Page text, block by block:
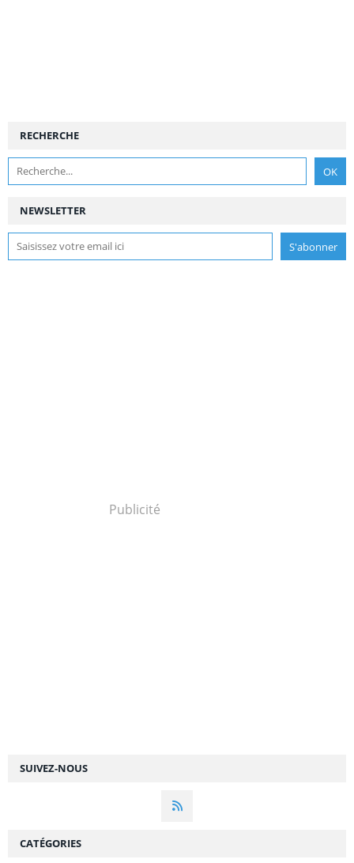
NEWSLETTER
SUIVEZ-NOUS
RECHERCHE
Publicité
CATÉGORIES